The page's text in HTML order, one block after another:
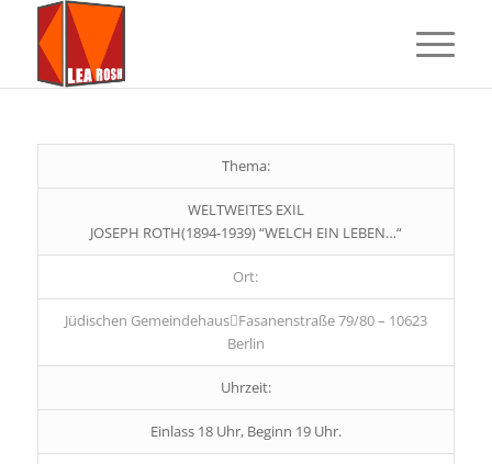
Thema:
WELTWEITES EXIL
JOSEPH ROTH(1894-1939) “WELCH EIN LEBEN…“
Ort:
Jüdischen GemeindehausFasanenstraße 79/80 – 10623
Berlin
Uhrzeit:
Einlass 18 Uhr, Beginn 19 Uhr.